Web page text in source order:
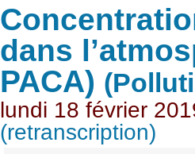
dans
PACA)
lundi 18 février
(retranscription)